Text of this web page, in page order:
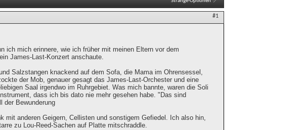
#1
ich mich erinnere, wie ich früher mit meinen Eltern vor dem
James-Last-Konzert anschaute.
Salzstangen knackend auf dem Sofa, die Mama im Ohrensessel,
der Mob, genauer gesagt das James-Last-Orchester und eine
Saal irgendwo im Ruhrgebiet. Was mich bannte, waren die Soli
dass ich bis dato nie mehr gesehen habe. "Das sind
der Bewunderung
mit anderen Geigern, Cellisten und sonstigem Gefiedel. Ich also hin,
zu Lou-Reed-Sachen auf Platte mitschraddle.